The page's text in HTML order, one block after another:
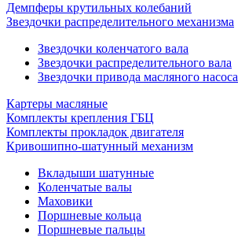
Демпферы крутильных колебаний
Звездочки распределительного механизма
Звездочки коленчатого вала
Звездочки распределительного вала
Звездочки привода масляного насоса
Картеры масляные
Комплекты крепления ГБЦ
Комплекты прокладок двигателя
Кривошипно-шатунный механизм
Вкладыши шатунные
Коленчатые валы
Маховики
Поршневые кольца
Поршневые пальцы